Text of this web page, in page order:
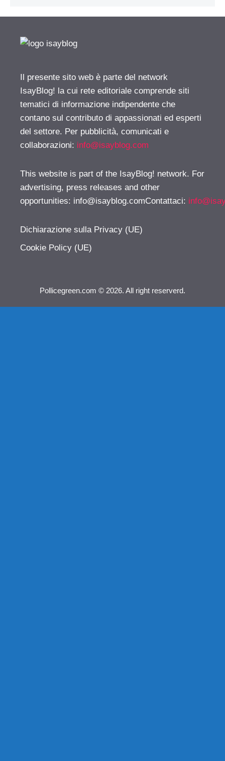
Il presente sito web è parte del network
IsayBlog! la cui rete editoriale comprende siti
tematici di informazione indipendente che
contano sul contributo di appassionati ed esperti
del settore. Per pubblicità, comunicati e
collaborazioni: info@isayblog.com
This website is part of the IsayBlog! network. For
advertising, press releases and other
opportunities: info@isayblog.comContattaci:
Dichiarazione sulla Privacy (UE)
Cookie Policy (UE)
Pollicegreen.com © 2026. All right reserverd.